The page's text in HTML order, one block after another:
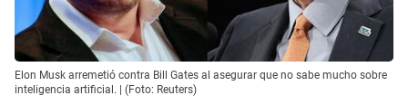
Elon Musk arremetió contra Bill Gates al asegurar que no sabe mucho sobre
inteligencia artificial. | (Foto: Reuters)